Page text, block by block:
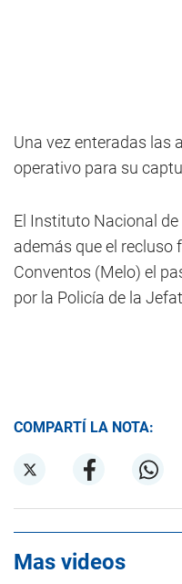
Una vez enteradas las
operativo para su
El Instituto Nacional
además que el recluso
Conventos (Melo) el
por la Policía de la
COMPARTÍ LA NOTA:
Mas videos